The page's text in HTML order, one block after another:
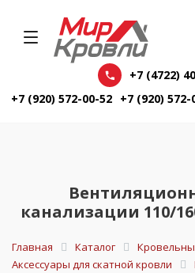
+7 (4722)
+7 (920) 572-00-52 +7 (920) 572-
канализации 110/
Главная Каталог
Аксессуары для скатной кровли